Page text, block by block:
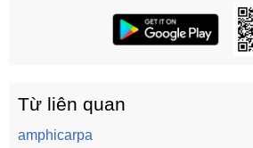
Từ liên quan
amphicarpa